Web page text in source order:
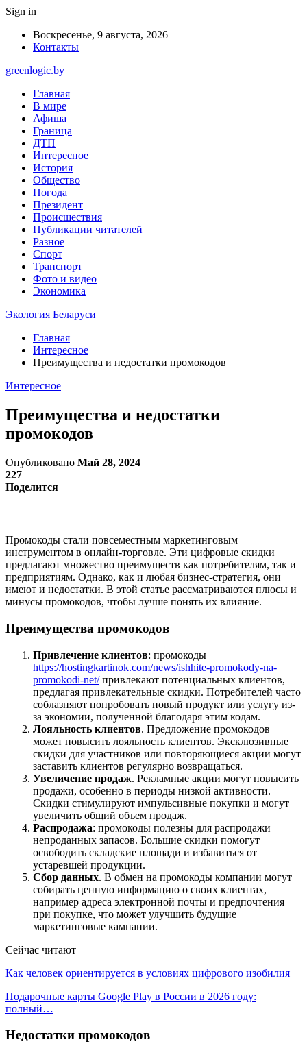
Sign in
Воскресенье, 9 августа, 2026
Контакты
greenlogic.by
Главная
В мире
Афиша
Граница
ДТП
Интересное
История
Общество
Погода
Президент
Происшествия
Публикации читателей
Разное
Спорт
Транспорт
Фото и видео
Экономика
Экология Беларуси
Главная
Интересное
Преимущества и недостатки промокодов
Интересное
Преимущества и недостатки
промокодов
Опубликовано Май 28, 2024
227
Поделится
Промокоды стали повсеместным маркетинговым
инструментом в онлайн-торговле. Эти цифровые скидки
предлагают множество преимуществ как потребителям, так и
предприятиям. Однако, как и любая бизнес-стратегия, они
имеют и недостатки. В этой статье рассматриваются плюсы и
минусы промокодов, чтобы лучше понять их влияние.
Преимущества промокодов
Привлечение клиентов: промокоды
https://hostingkartinok.com/news/ishhite-promokody-na-
promokodi-net/привлекают потенциальных клиентов,
предлагая привлекательные скидки. Потребителей часто
соблазняют попробовать новый продукт или услугу из-
за экономии, полученной благодаря этим кодам.
Лояльность клиентов. Предложение промокодов
может повысить лояльность клиентов. Эксклюзивные
скидки для участников или повторяющиеся акции могут
заставить клиентов регулярно возвращаться.
Увеличение продаж. Рекламные акции могут повысить
продажи, особенно в периоды низкой активности.
Скидки стимулируют импульсивные покупки и могут
увеличить общий объем продаж.
Распродажа: промокоды полезны для распродажи
непроданных запасов. Большие скидки помогут
освободить складские площади и избавиться от
устаревшей продукции.
Сбор данных. В обмен на промокоды компании могут
собирать ценную информацию о своих клиентах,
например адреса электронной почты и предпочтения
при покупке, что может улучшить будущие
маркетинговые кампании.
Сейчас читают
Как человек ориентируется в условиях цифрового изобилия
Подарочные карты Google Play в России в 2026 году:
полный…
Недостатки промокодов